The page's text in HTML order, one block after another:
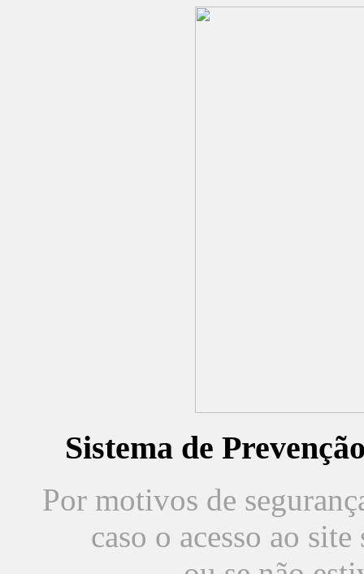
Sistema de
Por motivos de
caso o acesso ao